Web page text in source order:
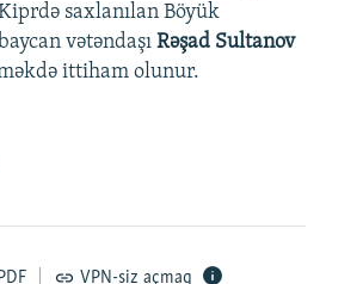
saxlanılan Böyük
vətəndaşı Rəşad Sultanov
ittiham olunur.
PDF VPN-siz açmaq